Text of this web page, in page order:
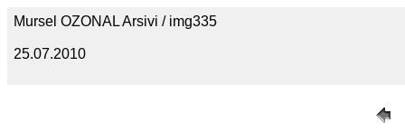
Mursel OZONAL Arsivi / img335
25.07.2010